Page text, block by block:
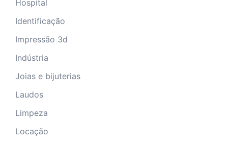
Hospital
Identificação
Impressão 3d
Indústria
Joias e bijuterias
Laudos
Limpeza
Locação